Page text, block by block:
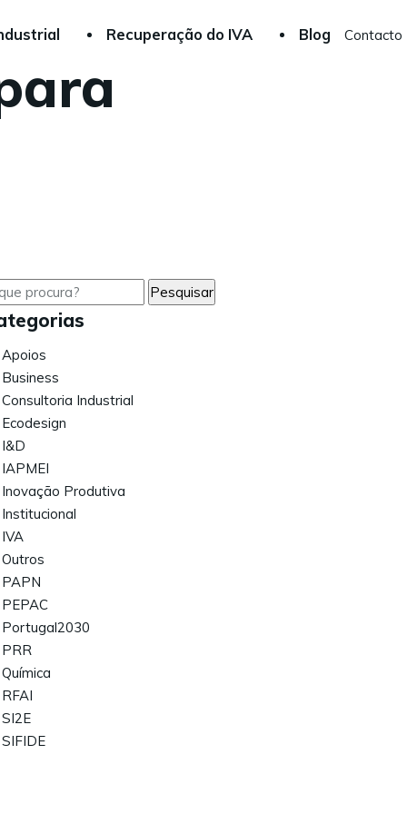
Recuperação do IVA Blog Contacto
Apoios
Business
Consultoria Industrial
Ecodesign
I&D
IAPMEI
Inovação Produtiva
Institucional
IVA
Outros
PAPN
PEPAC
Portugal2030
PRR
Química
RFAI
SI2E
SIFIDE